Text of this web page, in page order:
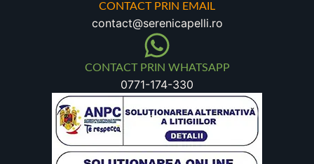
CONTACT PRIN EMAIL
contact@serenicapelli.ro
CONTACT PRIN WHATSAPP
0771-174-330